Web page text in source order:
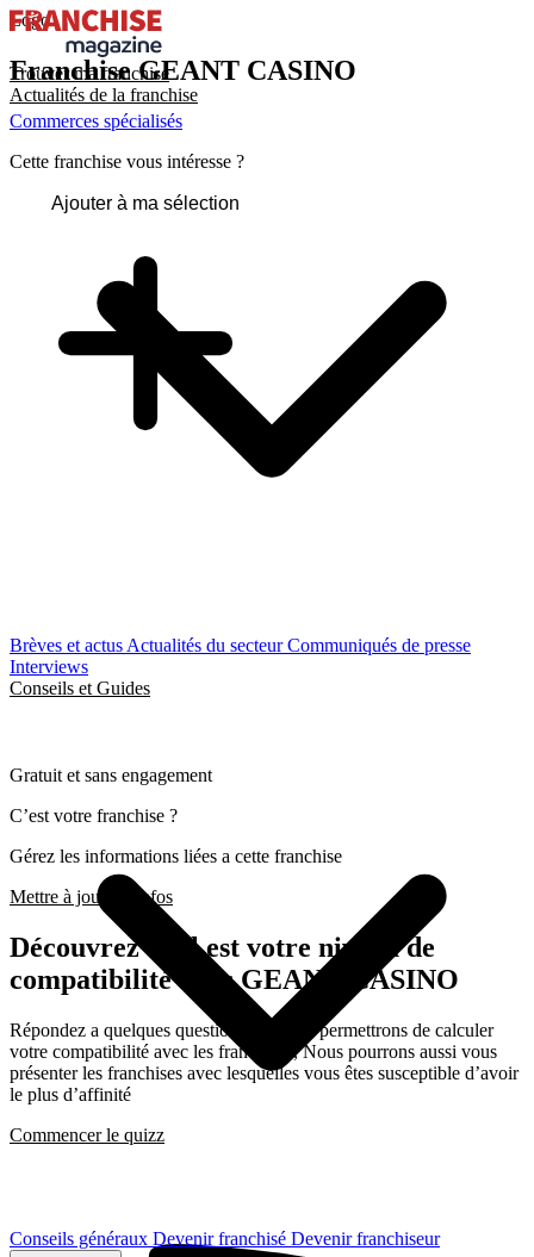
Trouver ma franchise
Actualités de la franchise
Brèves et actus Actualités du secteurCommuniqués de presse
Interviews
Conseils et Guides
Conseils généraux Devenir franchisé Devenir franchiseur
Logo
Franchise GEANT CASINO
Commerces spécialisés
Cette franchise vous intéresse ?
Ajouter à ma sélection
Gratuit et sans engagement
C’est votre franchise ?
Gérez les informations liées a cette franchise
Mettre à jour les infos
Découvrez quel est votre niveau de
compatibilité avec GEANT CASINO
Répondez a quelques questions qui nous permettrons de calculer
votre compatibilité avec les franchises, Nous pourrons aussi vous
présenter les franchises avec lesquelles vous êtes susceptible d’avoir
le plus d’affinité
Commencer le quizz